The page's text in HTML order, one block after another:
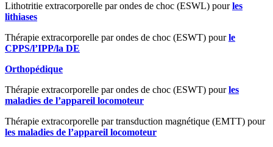
Lithotritie extracorporelle par ondes de choc (ESWL) pourles
lithiases
Thérapie extracorporelle par ondes de choc (ESWT) pourle
CPPS/l’IPP/la DE
Orthopédique
Thérapie extracorporelle par ondes de choc (ESWT) pourles
maladies de l’appareil locomoteur
Thérapie extracorporelle par transduction magnétique (EMTT) pour
les maladies de l’appareil locomoteur